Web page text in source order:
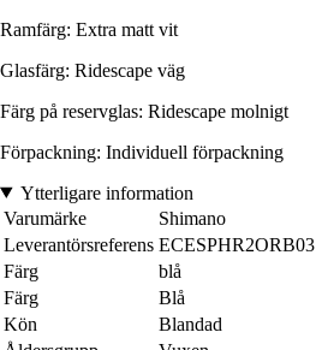
Ramfärg: Extra matt vit
Glasfärg: Ridescape väg
Färg på reservglas: Ridescape molnigt
Förpackning: Individuell förpackning
Ytterligare information
Varumärke
Shimano
Leverantörsreferens ECESPHR2ORB03
Färg
blå
Färg
Blå
Kön
Blandad